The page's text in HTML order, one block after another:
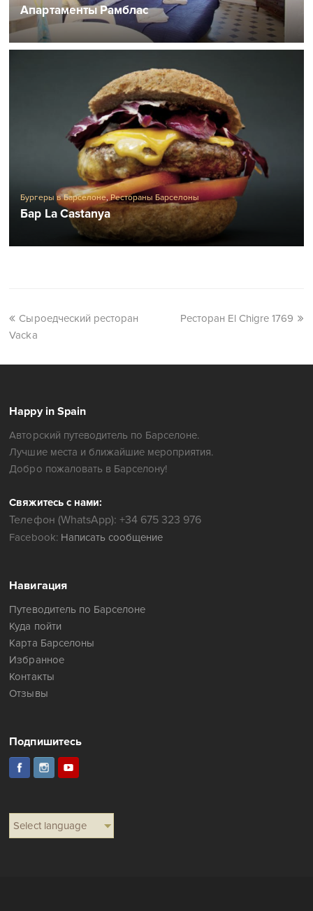
Апартаменты Рамблас
Бургеры в Барселоне,Рестораны Барселоны
Бар La Castanya
Сыроедческий ресторан
Vacka
Ресторан El Chigre 1769
Happy in Spain
Авторский путеводитель по Барселоне.
Лучшие места и ближайшие мероприятия.
Добро пожаловать в Барселону!
Свяжитесь с нами:
Телефон (WhatsApp): +34 675 323 976
Facebook: Написать сообщение
Навигация
Путеводитель по Барселоне
Куда пойти
Карта Барселоны
Избранное
Контакты
Отзывы
Подпишитесь
Select language